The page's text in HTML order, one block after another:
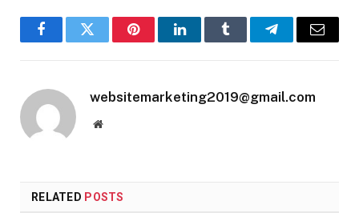
FacebookTwitter PinterestLinkedInTumblr TelegramEmail
websitemarketing2019@gmail.com
Website
RELATED POSTS